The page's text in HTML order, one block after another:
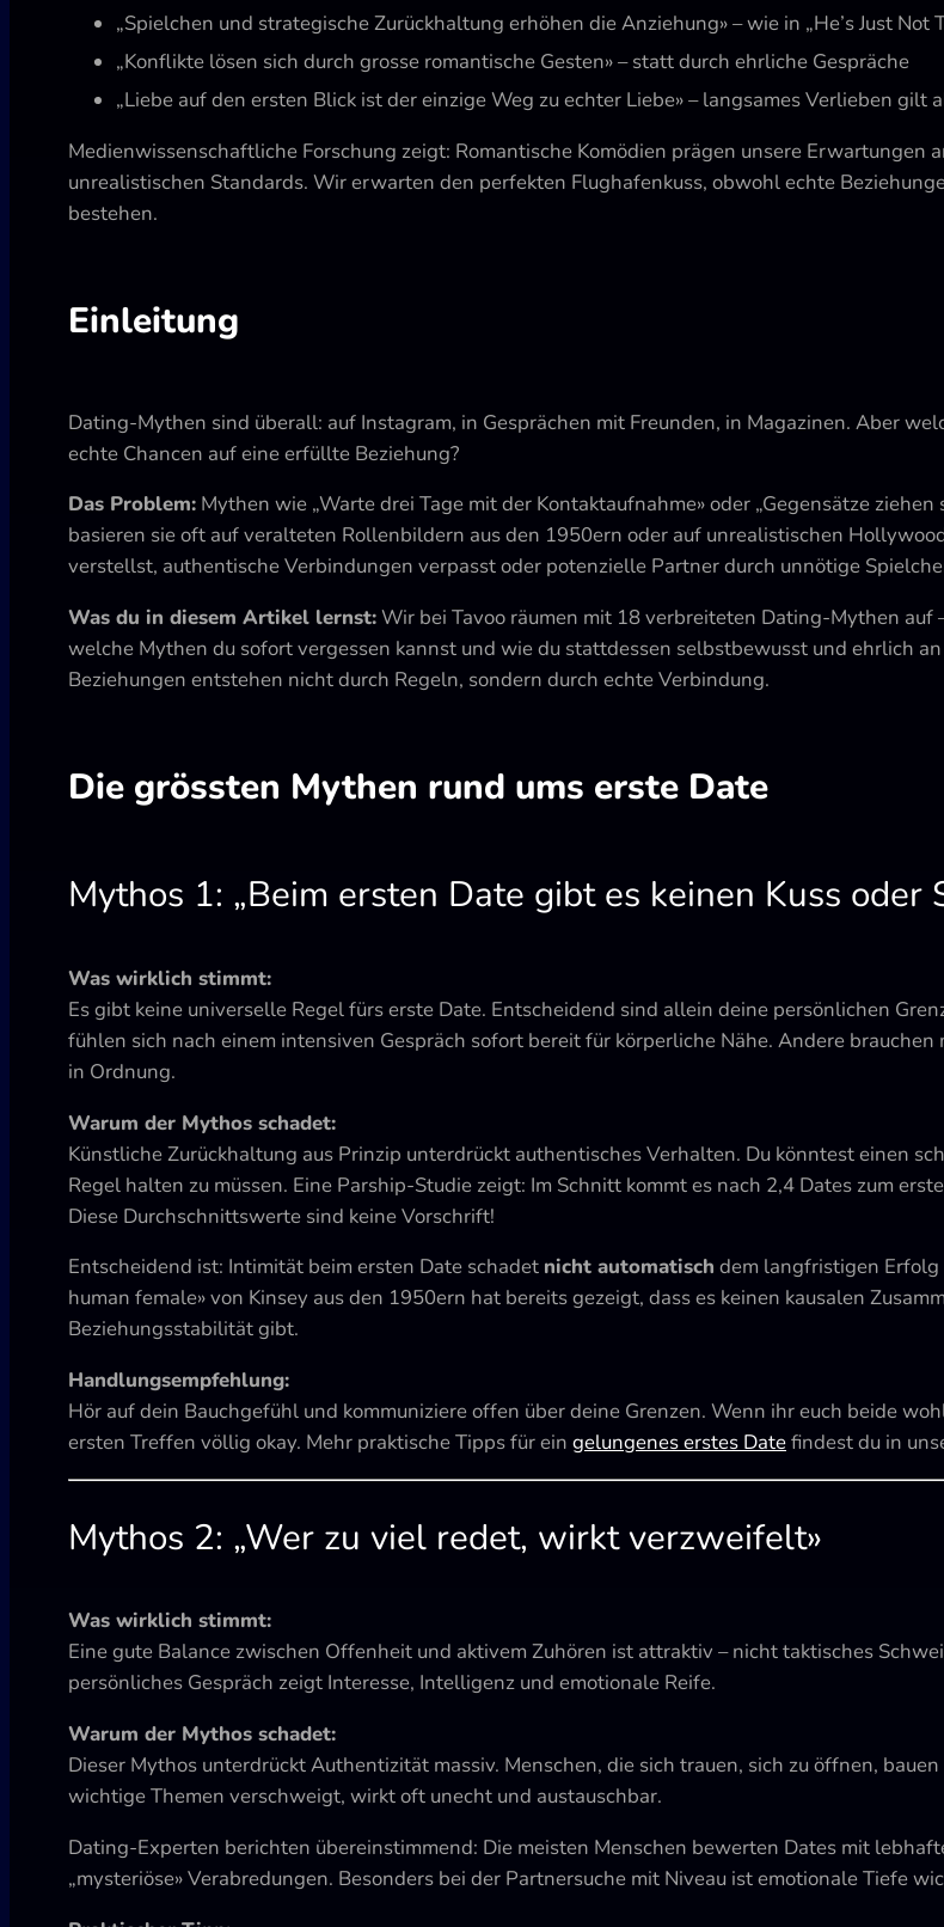
„Spielchen und strategische Zurückhaltung erhöhen die Anziehung» – wie in „He’s Just Not
„Konflikte lösen sich durch grosse romantische Gesten» – statt durch ehrliche Gespräche
„Liebe auf den ersten Blick ist der einzige Weg zu echter Liebe» – langsames Verlieben gilt
Medienwissenschaftliche Forschung zeigt: Romantische Komödien prägen unsere Erwartungen
unrealistischen Standards. Wir erwarten den perfekten Flughafenkuss, obwohl echte
bestehen.
Einleitung
Dating-Mythen sind überall: auf Instagram, in Gesprächen mit Freunden, in Magazinen. Aber
echte Chancen auf eine erfüllte Beziehung?
Das Problem: Mythen wie „Warte drei Tage mit der Kontaktaufnahme» oder „Gegensätze
basieren sie oft auf veralteten Rollenbildern aus den 1950ern oder auf unrealistischen
verstellst, authentische Verbindungen verpasst oder potenzielle Partner durch unnötige
Was du in diesem Artikel lernst:Wir bei Tavoo räumen mit 18 verbreiteten Dating-Mythen
welche Mythen du sofort vergessen kannst und wie du stattdessen selbstbewusst und ehrlich
Beziehungen entstehen nicht durch Regeln, sondern durch echte Verbindung.
Die grössten Mythen rund ums erste Date
Mythos 1: „Beim ersten Date gibt es keinen Kuss oder
Was wirklich stimmt:
Es gibt keine universelle Regel fürs erste Date. Entscheidend sind allein deine persönlichen
fühlen sich nach einem intensiven Gespräch sofort bereit für körperliche Nähe. Andere
in Ordnung.
Warum der Mythos schadet:
Künstliche Zurückhaltung aus Prinzip unterdrückt authentisches Verhalten. Du könntest einen
Regel halten zu müssen. Eine Parship-Studie zeigt: Im Schnitt kommt es nach 2,4 Dates zum
Diese Durchschnittswerte sind keine Vorschrift!
Entscheidend ist: Intimität beim ersten Date schadet nicht automatisch dem langfristigen Erfolg
human female» von Kinsey aus den 1950ern hat bereits gezeigt, dass es keinen kausalen
Beziehungsstabilität gibt.
Handlungsempfehlung:
Hör auf dein Bauchgefühl und kommuniziere offen über deine Grenzen. Wenn ihr euch beide
ersten Treffen völlig okay. Mehr praktische Tipps für ein gelungenes erstes Datefindest du in
Mythos 2: „Wer zu viel redet, wirkt verzweifelt»
Was wirklich stimmt:
Eine gute Balance zwischen Offenheit und aktivem Zuhören ist attraktiv – nicht taktisches
persönliches Gespräch zeigt Interesse, Intelligenz und emotionale Reife.
Warum der Mythos schadet:
Dieser Mythos unterdrückt Authentizität massiv. Menschen, die sich trauen, sich zu öffnen,
wichtige Themen verschweigt, wirkt oft unecht und austauschbar.
Dating-Experten berichten übereinstimmend: Die meisten Menschen bewerten Dates mit
„mysteriöse» Verabredungen. Besonders bei der Partnersuche mit Niveau ist emotionale Tiefe